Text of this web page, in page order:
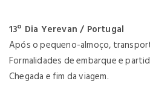
13º Dia Yerevan / Portugal
Após o pequeno-almoço,
Formalidades de embarque e
Chegada e fim da viagem.